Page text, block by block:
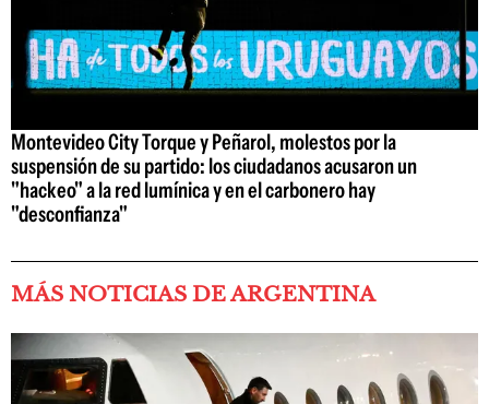
Montevideo City Torque y Peñarol, molestos por la
suspensión de su partido: los ciudadanos acusaron un
"hackeo" a la red lumínica y en el carbonero hay
"desconfianza"
MÁS NOTICIAS DE ARGENTINA